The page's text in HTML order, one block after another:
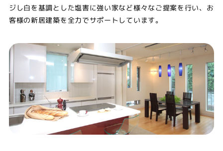
ジし白を基調とした塩害に強い家など様々なご提案を行い、お
客様の新居建築を全力でサポートしています。